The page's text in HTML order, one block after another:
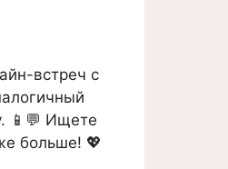
встреч с
📱💬 Ищете
больше! 💖